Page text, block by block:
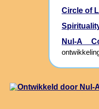
Circle of
Nul-A